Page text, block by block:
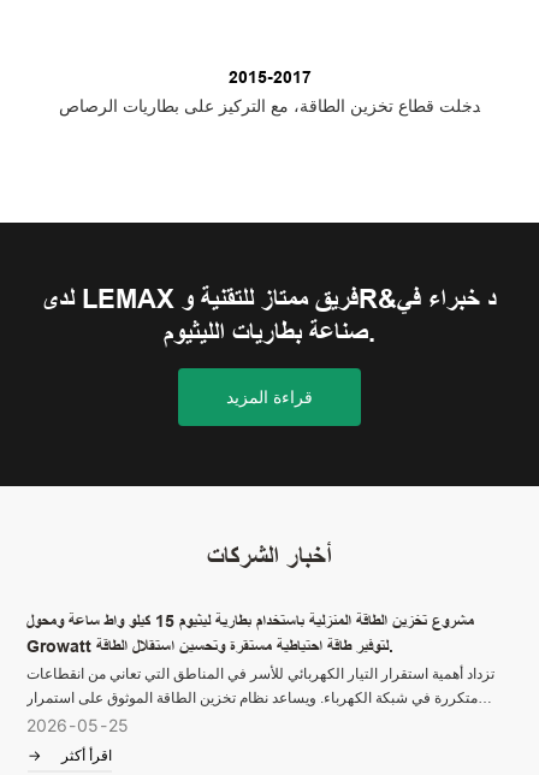
2015-2017
دخلت قطاع تخزين الطاقة، مع التركيز على بطاريات الرصاص
لدى LEMAX فريق ممتاز للتقنية وR&د خبراء في
صناعة بطاريات الليثيوم.
قراءة المزيد
أخبار الشركات
مشروع تخزين الطاقة المنزلية باستخدام بطارية ليثيوم 15 كيلو واط ساعة ومحول
Growatt لتوفير طاقة احتياطية مستقرة وتحسين استقلال الطاقة.
تزداد أهمية استقرار التيار الكهربائي للأسر في المناطق التي تعاني من انقطاعات
متكررة في شبكة الكهرباء. ويساعد نظام تخزين الطاقة الموثوق على استمرار
الحياة اليومية من خلال توفير طاقة احتياطية أثناء انقطاع التيار، مع الاستفادة الأمثل
2026 05 25
اقرأ أكثر